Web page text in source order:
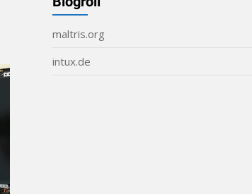
maltris.org
intux.de